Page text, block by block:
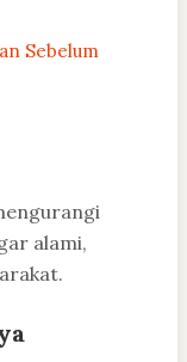
Sebelum
alami,